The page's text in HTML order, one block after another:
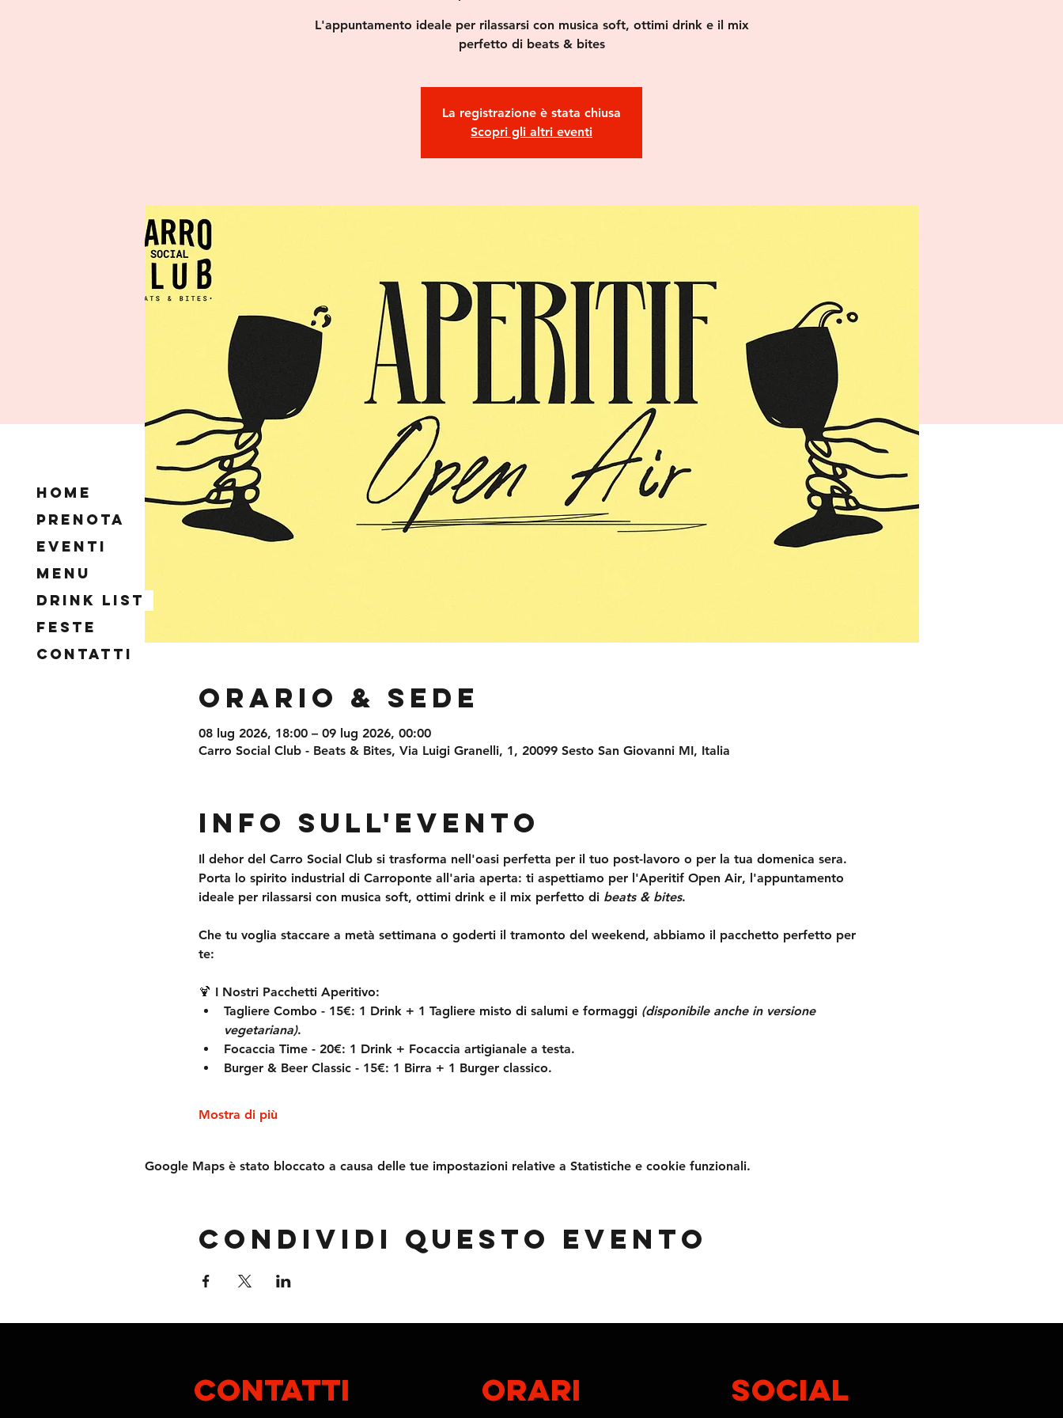
Home
Prenota
Eventi
Menu
Drink List
Feste
Contatti
L'appuntamento ideale per rilassarsi con musica soft, ottimi drink e il mix
perfetto di beats & bites
La registrazione è stata chiusa
Scopri gli altri eventi
Orario & Sede
08 lug 2026, 18:00 – 09 lug 2026, 00:00
Carro Social Club - Beats & Bites, Via Luigi Granelli, 1, 20099 Sesto San Giovanni MI, Italia
Info sull'evento
Il dehor del Carro Social Club si trasforma nell'oasi perfetta per il tuo post-lavoro o per la tua domenica sera.
Porta lo spirito industrial di Carroponte all'aria aperta: ti aspettiamo per l'Aperitif Open Air, l'appuntamento
ideale per rilassarsi con musica soft, ottimi drink e il mix perfetto di beats & bites.
Che tu voglia staccare a metà settimana o goderti il tramonto del weekend, abbiamo il pacchetto perfetto per
te:
🍹 I Nostri Pacchetti Aperitivo:
Tagliere Combo - 15€: 1 Drink + 1 Tagliere misto di salumi e formaggi (disponibile anche in versione
vegetariana).
Focaccia Time - 20€: 1 Drink + Focaccia artigianale a testa.
Burger & Beer Classic - 15€: 1 Birra + 1 Burger classico.
Mostra di più
Google Maps è stato bloccato a causa delle tue impostazioni relative a Statistiche e cookie funzionali.
Condividi questo evento
contatti ORARI SOCIAL